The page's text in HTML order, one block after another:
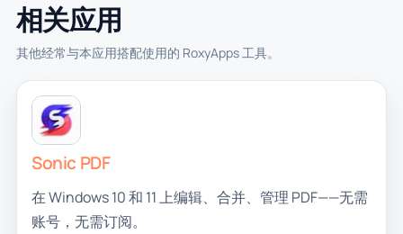
相关应用
其他经常与本应用搭配使用的 RoxyApps 工具。
Sonic PDF
在 Windows 10 和 11 上编辑、合并、管理 PDF——无需
账号，无需订阅。